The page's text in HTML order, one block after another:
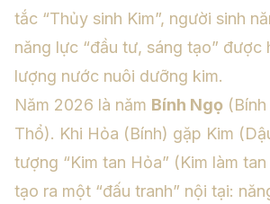
tắc “Thủy sinh Kim”, người sinh
năng lực “đầu tư, sáng tạo” được
lượng nước nuôi dưỡng kim.
Năm 2026 là năm Bính Ngọ
Thổ). Khi Hỏa (Bính) gặp Kim
tượng “Kim tan Hỏa” (Kim làm
tạo ra một “đấu tranh” nội tại: